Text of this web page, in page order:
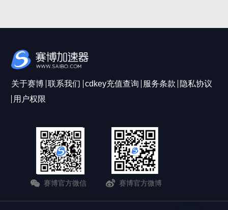
关于赛博 联系我们 cdkey充值查询 服务条款
隐私协议
用户权限
赛博官方微信 赛博官方微博